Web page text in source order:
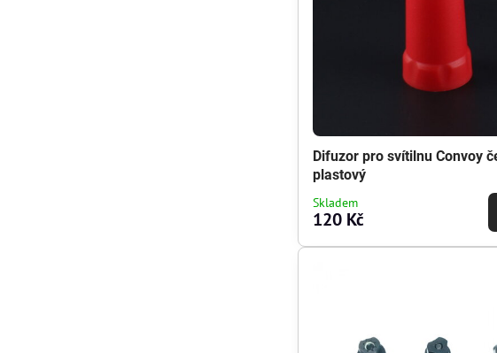
Difuzor pro svítilnu Convoy
plastový
Skladem
120 Kč